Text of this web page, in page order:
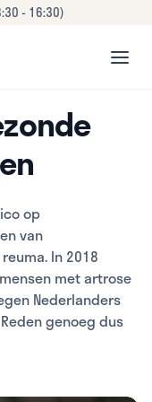
- 16:30)
op
van
In 2018
met artrose
Nederlanders
genoeg dus